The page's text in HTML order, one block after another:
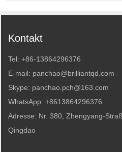
Kontakt
Tel: +86-13864296376
E-mail: panchao@brilliantqd.com
Skype: panchao.pch@163.com
WhatsApp: +8613864296376
Adresse: Nr. 380, Zhengyang-
Qingdao